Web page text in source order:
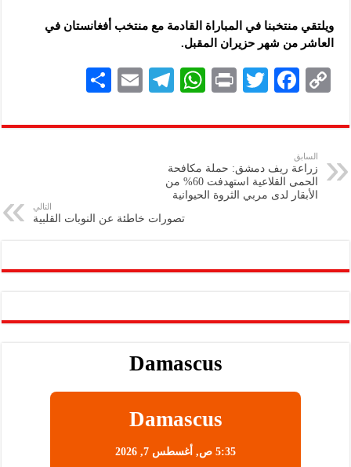
ويلتقي منتخبنا في المباراة القادمة مع منتخب أفغانستان في
العاشر من شهر حزيران المقبل.
C
p
y
Li
n
F
eb
k
T
tt
P
nt
W
at
A
p
p
Te
gr
E
ai
ar
السابق
زراعة ريف دمشق: حملة مكافحة
الحمى القلاعية استهدفت 60% من
الأبقار لدى مربي الثروة الحيوانية
التالي
تصورات خاطئة عن النوبات القلبية
Damascus
Damascus
5:35 ص, أغسطس 7, 2026